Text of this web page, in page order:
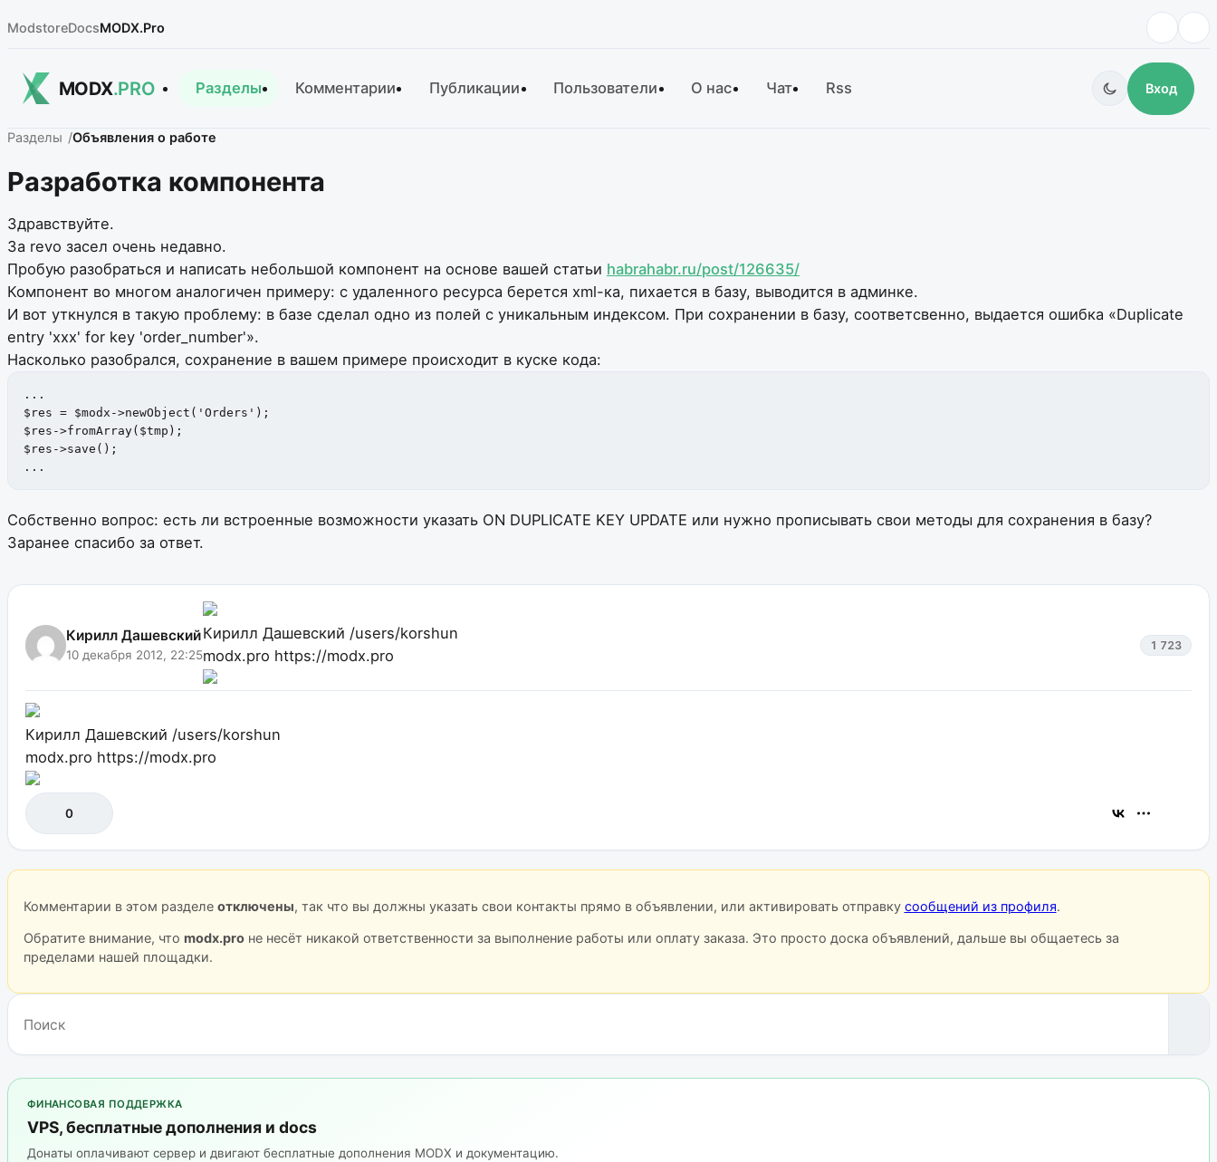
ModstoreDocsMODX.Pro
MODX.PRO Разделы Комментарии Публикации Пользователи О нас Чат Rss Вход
Разделы Объявления о работе
Разработка компонента
Здравствуйте.
За revo засел очень недавно.
Пробую разобраться и написать небольшой компонент на основе вашей статьи habrahabr.ru/post/126635/
Компонент во многом аналогичен примеру: с удаленного ресурса берется xml-ка, пихается в базу, выводится в админке.
И вот уткнулся в такую проблему: в базе сделал одно из полей с уникальным индексом. При сохранении в базу, соответсвенно, выдается ошибка «Duplicate
entry 'xxx' for key 'order_number'».
Насколько разобрался, сохранение в вашем примере происходит в куске кода:
...
$res = $modx->newObject('Orders');
$res->fromArray($tmp);
$res->save();
...
Собственно вопрос: есть ли встроенные возможности указать ON DUPLICATE KEY UPDATE или нужно прописывать свои методы для сохранения в базу?
Заранее спасибо за ответ.
Кирилл Дашевский
10 декабря 2012, 22:25
Кирилл Дашевский /users/korshun
modx.pro https://modx.pro
1 723
Кирилл Дашевский /users/korshun
modx.pro https://modx.pro
0
Комментарии в этом разделе отключены, так что вы должны указать свои контакты прямо в объявлении, или активировать отправку сообщений из профиля.
Обратите внимание, что modx.proне несёт никакой ответственности за выполнение работы или оплату заказа. Это просто доска объявлений, дальше вы общаетесь за
пределами нашей площадки.
ФИНАНСОВАЯ ПОДДЕРЖКА
VPS, бесплатные дополнения и docs
Донаты оплачивают сервер и двигают бесплатные дополнения MODX и документацию.